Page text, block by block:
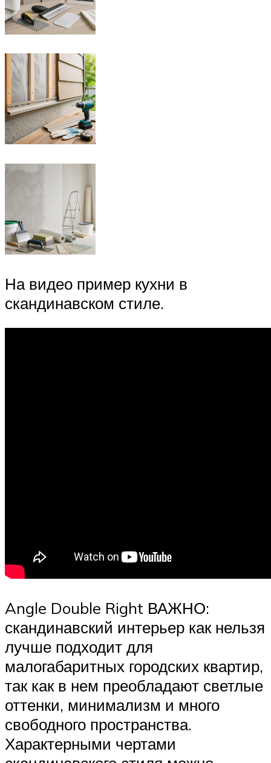
На видео пример кухни в
скандинавском стиле.
Angle Double Right ВАЖНО:
скандинавский интерьер как нельзя
лучше подходит для
малогабаритных городских квартир,
так как в нем преобладают светлые
оттенки, минимализм и много
свободного пространства.
Характерными чертами